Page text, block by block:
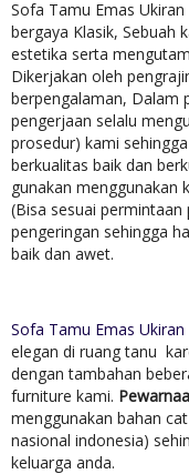
Sofa Tamu Emas
bergaya Klasik, Sebuah
estetika serta
Dikerjakan oleh
berpengalaman, Dalam
pengerjaan selalu
prosedur) kami
berkualitas baik dan
gunakan menggunakan
(Bisa sesuai
pengeringan sehingga
baik dan awet.
Sofa Tamu Emas
elegan di ruang tanu
dengan tambahan
furniture kami.
menggunakan bahan
nasional indonesia)
keluarga anda.